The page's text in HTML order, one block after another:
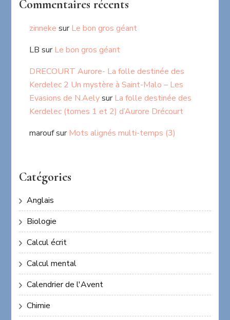
Commentaires récents
zinneke surLe bon gros géant
LB surLe bon gros géant
DRECOURT Aurore- La folle destinée des
Kerdelec 2 Un mystère à Saint-Malo – Les
Evasions de N.AelysurLa folle destinée des
Kerdelec (tomes 1 et 2) d’Aurore Drécourt
maroufsurMots alignés multi-temps (3)
Catégories
Anglais
Biologie
Calcul écrit
Calcul mental
Calendrier de l'Avent
Chimie